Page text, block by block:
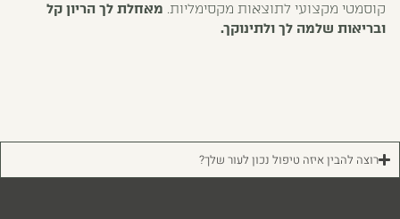
קוסמטי מקצועי לתוצאות מקסימליות. מאחלת לך הריון קל
ובריאות שלמה לך ולתינוקך.
רוצה להבין איזה טיפול נכון לעור שלך?